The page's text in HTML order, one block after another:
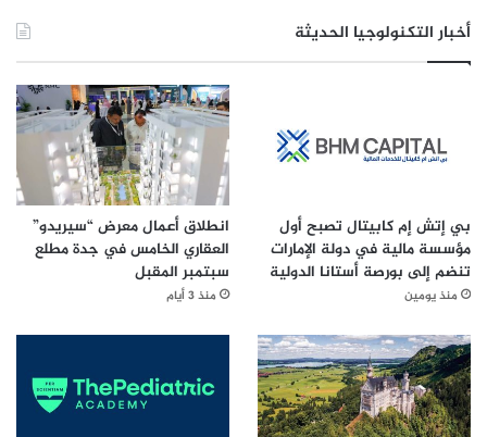
أخبار التكنولوجيا الحديثة
بي إتش إم كابيتال تصبح أول
مؤسسة مالية في دولة الإمارات
تنضم إلى بورصة أستانا الدولية
منذ يومين
انطلاق أعمال معرض “سيريدو”
العقاري الخامس في جدة مطلع
سبتمبر المقبل
منذ 3 أيام